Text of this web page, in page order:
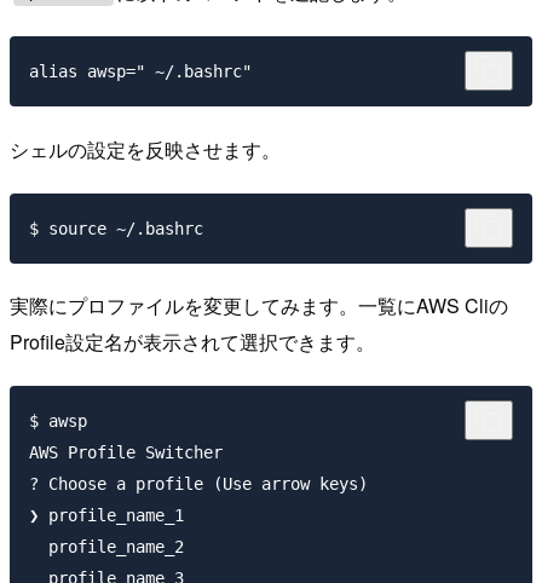
シェルの設定を反映させます。
実際にプロファイルを変更してみます。一覧にAWS Cliの
Profile設定名が表示されて選択できます。
$ awsp
AWS Profile Switcher
? Choose a profile (Use arrow keys)
❯ profile_name_1
  profile_name_2
  profile_name_3